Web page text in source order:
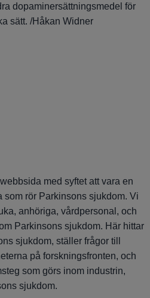
dopaminersättningsmedel för
sätt. /Håkan Widner
med syftet att vara en
som rör Parkinsons sjukdom. Vi
anhöriga, vårdpersonal, och
Parkinsons sjukdom. Här hittar
sjukdom, ställer frågor till
på forskningsfronten, och
som görs inom industrin,
sjukdom.